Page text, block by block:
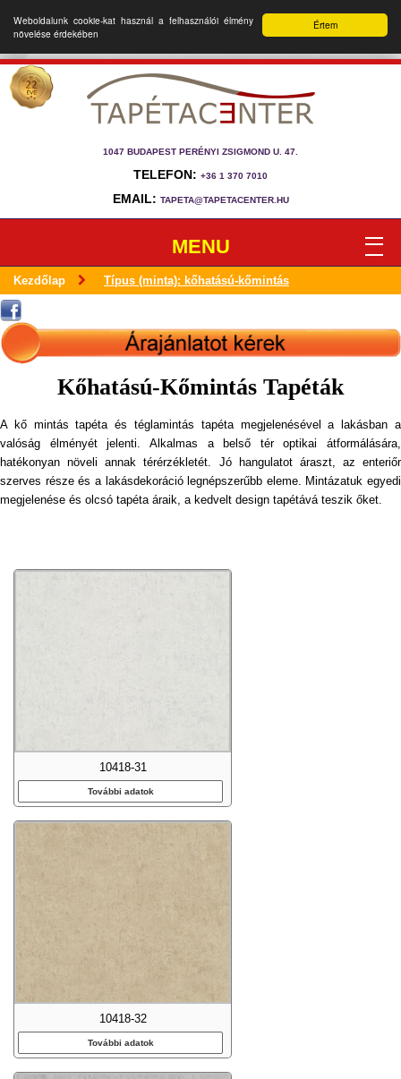
Értem
Weboldalunk cookie-kat használ a felhasználói élmény
növelése érdekében
1047 BUDAPEST PERÉNYI ZSIGMOND U. 47.
TELEFON: +36 1 370 7010
EMAIL: TAPETA@TAPETACENTER.HU
MENU
Kezdőlap Típus (minta): kőhatású-kőmintás
Kőhatású-Kőmintás Tapéták
A kő mintás tapéta és téglamintás tapéta megjelenésével a lakásban a
valóság élményét jelenti. Alkalmas a belső tér optikai átformálására,
hatékonyan növeli annak térérzékletét. Jó hangulatot áraszt, az enteriőr
szerves része és a lakásdekoráció legnépszerűbb eleme. Mintázatuk egyedi
megjelenése és olcsó tapéta áraik, a kedvelt design tapétává teszik őket.
10418-31
További adatok
10418-32
További adatok